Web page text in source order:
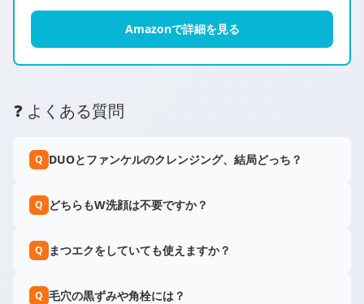
Amazonで詳細を見る
❓ よくある質問
Q DUOとファンケルのクレンジング、結局どっち？
Q どちらもW洗顔は不要ですか？
Q まつエクをしていても使えますか？
Q 毛穴の黒ずみや角栓には？